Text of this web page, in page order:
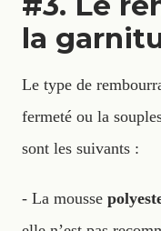
la
Le type de
fermeté ou la
sont les suivants :
- La mousse